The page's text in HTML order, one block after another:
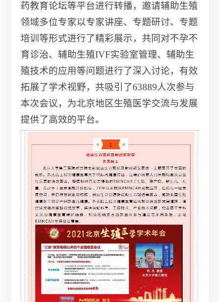
药教育论坛等平台进行转播，邀请辅助生殖
领域多位专家以专家讲座、专题研讨、专题
培训等形式进行了精彩展示，共同对不孕不
育诊治、辅助生殖IVF实验室管理、辅助生
殖技术的应用等问题进行了深入讨论，有效
拓展了学术视野，共吸引了63889人次参与
本次会议，为北京地区生殖医学交流与发展
提供了高效的平台。